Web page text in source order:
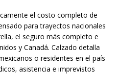
el costo completo de
para trayectos nacionales
el seguro más completo e
y Canadá. Calzado detalla
o residentes en el país
asistencia e imprevistos